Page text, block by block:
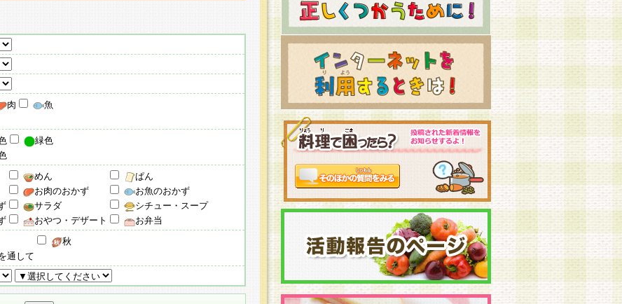
肉
魚
緑色
めん
ぱん
お肉のおかず
お魚のおかず
サラダ
シチュー・スープ
おやつ・デザート お弁当
秋
通して